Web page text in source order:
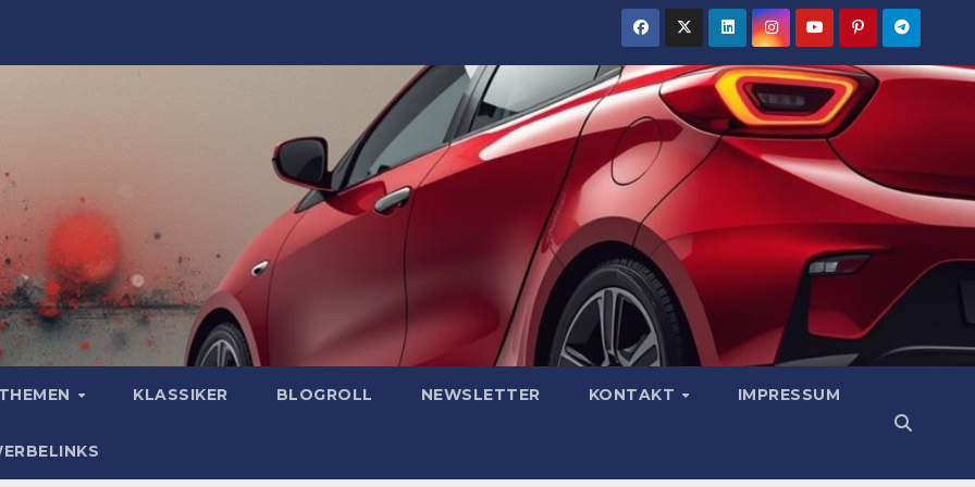
KLASSIKER BLOGROLL NEWSLETTER KONTAKT IMPRESSUM